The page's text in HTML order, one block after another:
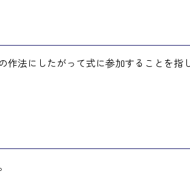
法にしたがって式に参加することを指